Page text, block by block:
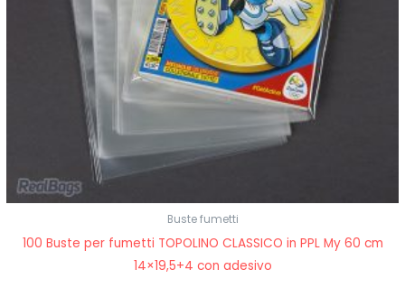
Buste fumetti
100 Buste per fumetti TOPOLINO CLASSICO in PPL My 60 cm
14×19,5+4 con adesivo